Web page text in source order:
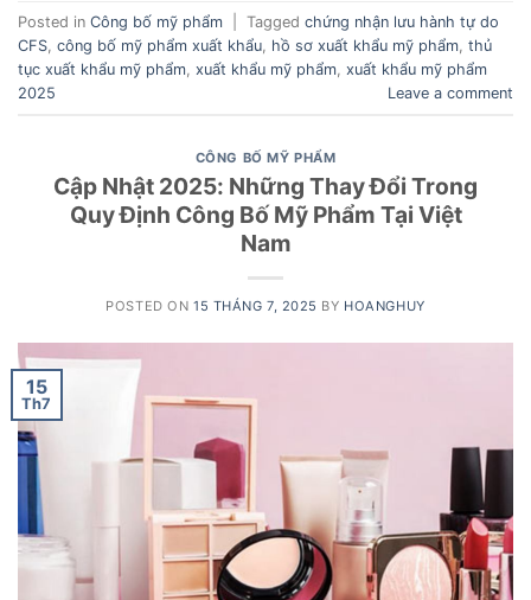
Posted in Công bố mỹ phẩm Tagged chứng nhận lưu hành tự do
CFS công bố mỹ phẩm xuất khẩu hồ sơ xuất khẩu mỹ phẩm thủ
tục xuất khẩu mỹ phẩm xuất khẩu mỹ phẩm xuất khẩu mỹ phẩm
2025
Leave a comment
CÔNG BỐ MỸ PHẨM
Cập Nhật 2025: Những Thay Đổi Trong
Quy Định Công Bố Mỹ Phẩm Tại Việt
Nam
POSTED ON 15 THÁNG 7, 2025 BY HOANGHUY
15
Th7